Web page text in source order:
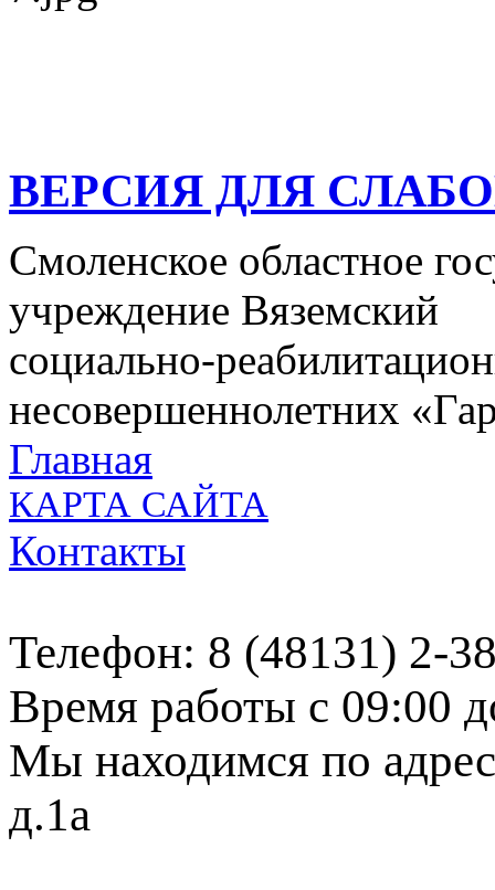
ВЕРСИЯ ДЛЯ
Смоленское областное
учреждение Вяземский
социально-
несовершеннолетних
Главная
КАРТА САЙТА
Контакты
Телефон: 8 (48131) 2-
Время работы с 09:00
Мы находимся по
д.1а